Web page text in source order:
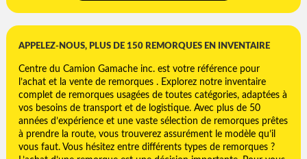
APPELEZ-NOUS, PLUS DE 150 REMORQUES EN INVENTAIRE
Centre du Camion Gamache inc. est votre référence pour
l’achat et la vente de remorques . Explorez notre inventaire
complet de remorques usagées de toutes catégories, adaptées à
vos besoins de transport et de logistique. Avec plus de 50
années d’expérience et une vaste sélection de remorques prêtes
à prendre la route, vous trouverez assurément le modèle qu’il
vous faut. Vous hésitez entre différents types de remorques ?